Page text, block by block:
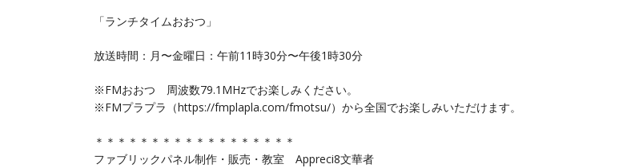
「ランチタイムおおつ」
放送時間：月〜金曜日：午前11時30分〜午後1時30分
※FMおおつ 周波数79.1MHzでお楽しみください。
※FMプラプラ（https://fmplapla.com/fmotsu/）から全国でお楽しみいただけます。
＊＊＊＊＊＊＊＊＊＊＊＊＊＊＊＊＊＊
ファブリックパネル制作・販売・教室 Appreci8文華者